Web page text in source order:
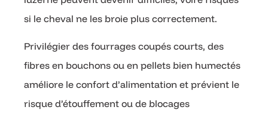
si le cheval ne les broie plus correctement.
Privilégier des fourrages coupés courts, des
fibres en bouchons ou en pellets bien humectés
améliore le confort d’alimentation et prévient le
risque d’étouffement ou de blocages